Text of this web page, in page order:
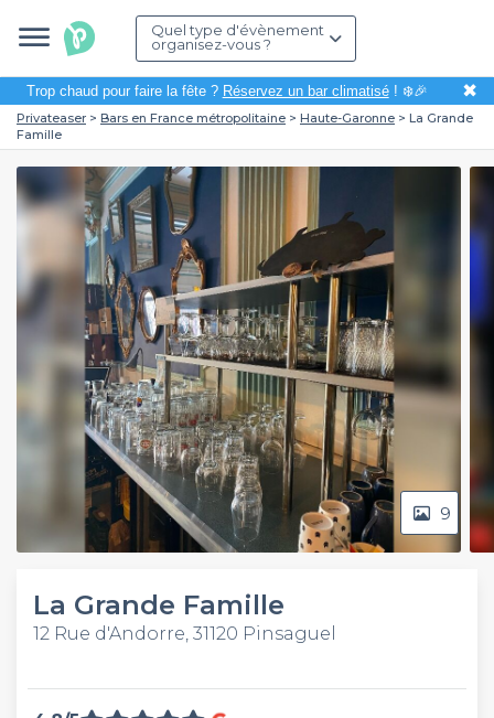
Quel type d'évènement
organisez-vous ?
Trop chaud pour faire la fête ? Réservez un bar climatisé! ❄️🎉 ✖
Privateaser Bars en France métropolitaine Haute-Garonne
La Grande
Famille
9
La Grande Famille
12 Rue d'Andorre, 31120 Pinsaguel